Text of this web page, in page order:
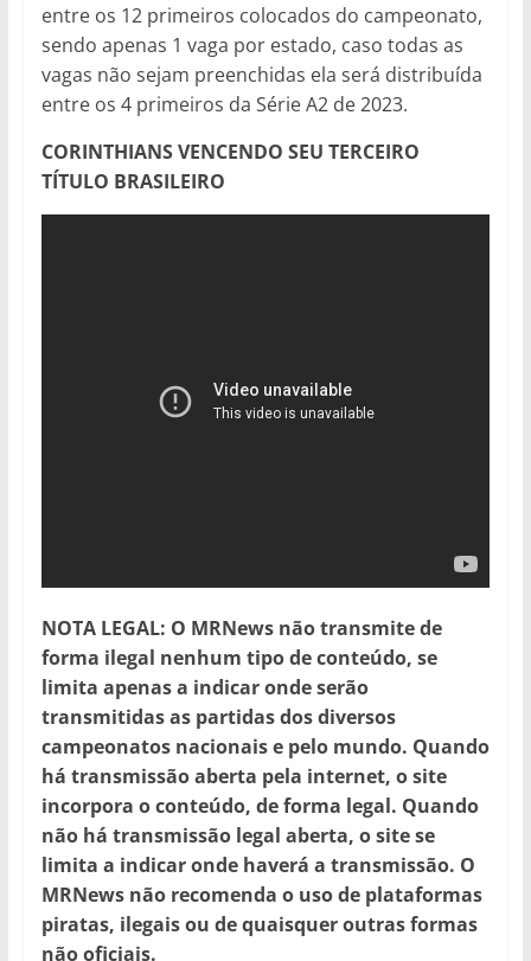
entre os 12 primeiros colocados do campeonato,
sendo apenas 1 vaga por estado, caso todas as
vagas não sejam preenchidas ela será distribuída
entre os 4 primeiros da Série A2 de 2023.
CORINTHIANS VENCENDO SEU TERCEIRO
TÍTULO BRASILEIRO
NOTA LEGAL: O MRNews não transmite de
forma ilegal nenhum tipo de conteúdo, se
limita apenas a indicar onde serão
transmitidas as partidas dos diversos
campeonatos nacionais e pelo mundo. Quando
há transmissão aberta pela internet, o site
incorpora o conteúdo, de forma legal. Quando
não há transmissão legal aberta, o site se
limita a indicar onde haverá a transmissão. O
MRNews não recomenda o uso de plataformas
piratas, ilegais ou de quaisquer outras formas
não oficiais.